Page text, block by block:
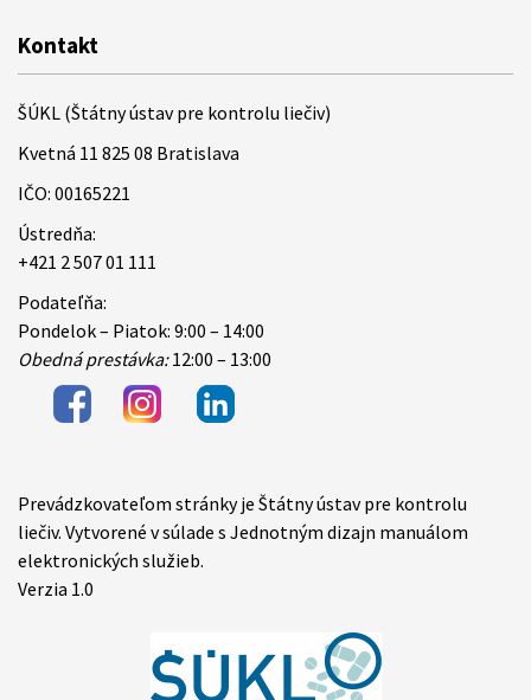
Kontakt
ŠÚKL (Štátny ústav pre kontrolu liečiv)
Kvetná 11 825 08 Bratislava
IČO: 00165221
Ústredňa:
+421 2 507 01 111
Podateľňa:
Pondelok – Piatok: 9:00 – 14:00
Obedná prestávka:12:00 – 13:00
Items
Prevádzkovateľom stránky je Štátny ústav pre kontrolu
liečiv. Vytvorené v súlade s Jednotným dizajn manuálom
elektronických služieb.
Verzia 1.0